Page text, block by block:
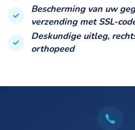
Bescherming van uw
verzending met SSL-
Deskundige uitleg,
orthopeed